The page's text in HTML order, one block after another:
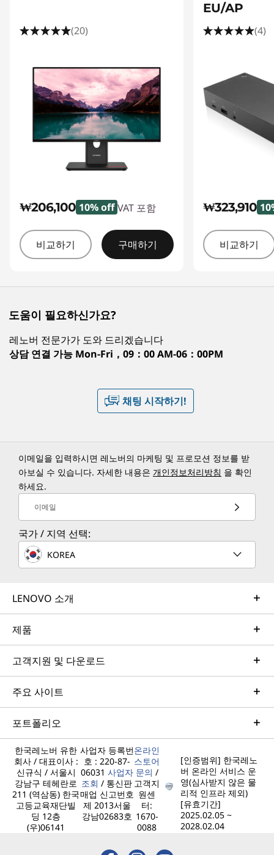
(20)
₩206,100 10% off VAT 포함
비교하기 구매하기
EU/AP
(4)
₩323,910
비교하기
도움이 필요하신가요?
레노버 전문가가 도와 드리겠습니다
상담 연결 가능 Mon-Fri，09：00 AM-06：00PM
채팅 시작하기!
이메일을 입력하시면 레노버의 마케팅 및 프로모션 정보를 받
아보실 수 있습니다. 자세한 내용은 개인정보처리방침 을 확인
하세요.
이메일
국가 / 지역 선택:
KOREA
LENOVO 소개
제품
고객지원 및 다운로드
주요 사이트
포트폴리오
한국레노버 유한
회사 / 대표이사 :
신규식 / 서울시
강남구 테헤란로
211 (역삼동) 한국
고등교육재단빌
딩 12층
(우)06141
사업자 등록번
호 : 220-87-
06031 사업자
조회 / 통신판
매업 신고번호
제 2013서울
강남02683호
온라인
스토어
문의 /
고객지
원센
터:
1670-
0088
[인증범위] 한국레노
버 온라인 서비스 운
영(심사받지 않은 물
리적 인프라 제외)
[유효기간]
2025.02.05 ~
2028.02.04